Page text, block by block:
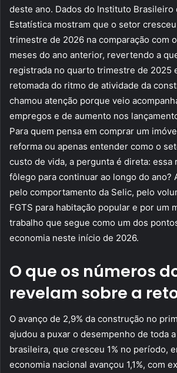
deste ano. Dados do Instituto Brasileiro
Estatística mostram que o setor
trimestre de 2026 na comparação com
meses do ano anterior, revertendo a
registrada no quarto trimestre de 2025
retomada do ritmo de atividade da
chamou atenção porque veio
empregos e de aumento nos
Para quem pensa em comprar um
reforma ou apenas entender como o
custo de vida, a pergunta é direta: essa
fôlego para continuar ao longo do ano?
pelo comportamento da Selic, pelo
FGTS para habitação popular e por um
trabalho que segue como um dos
economia neste início de 2026.
O que os números
revelam sobre a
O avanço de 2,9% da construção no
ajudou a puxar o desempenho de toda
brasileira, que cresceu 1% no período,
economia nacional avançou 1,1%, com